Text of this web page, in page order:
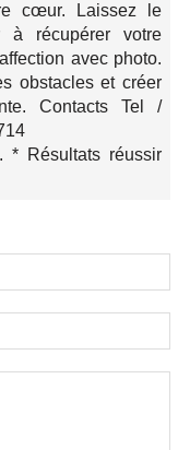
cœur. Laissez le
à récupérer votre
avec photo.
obstacles et créer
Contacts Tel /
* Résultats réussir